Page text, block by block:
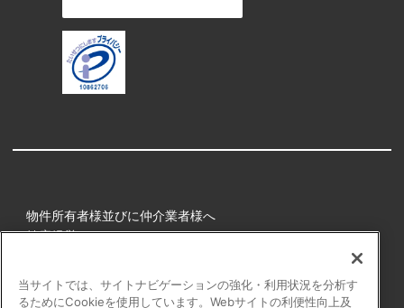
物件所有者様並びに仲介業者様へ
健康経営
当サイトでは、サイトナビゲーションの強化・利用状況を分析す
るためにCookieを使用しています。Webサイトの利便性向上及